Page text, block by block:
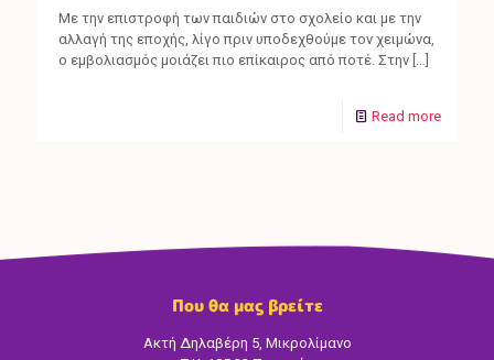
Με την επιστροφή των παιδιών στο σχολείο και με την
αλλαγή της εποχής, λίγο πριν υποδεχθούμε τον χειμώνα,
ο εμβολιασμός μοιάζει πιο επίκαιρος από ποτέ. Στην […]
Read more
Που θα μας βρείτε
Ακτή Δηλαβέρη 5, Μικρολίμανο